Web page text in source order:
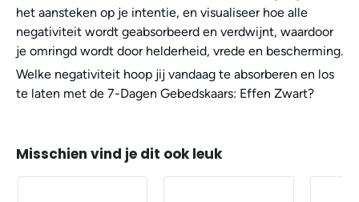
het aansteken op je intentie, en visualiseer hoe alle
negativiteit wordt geabsorbeerd en verdwijnt, waardoor
je omringd wordt door helderheid, vrede en bescherming.
Welke negativiteit hoop jij vandaag te absorberen en los
te laten met de 7-Dagen Gebedskaars: Effen Zwart?
Misschien vind je dit ook leuk